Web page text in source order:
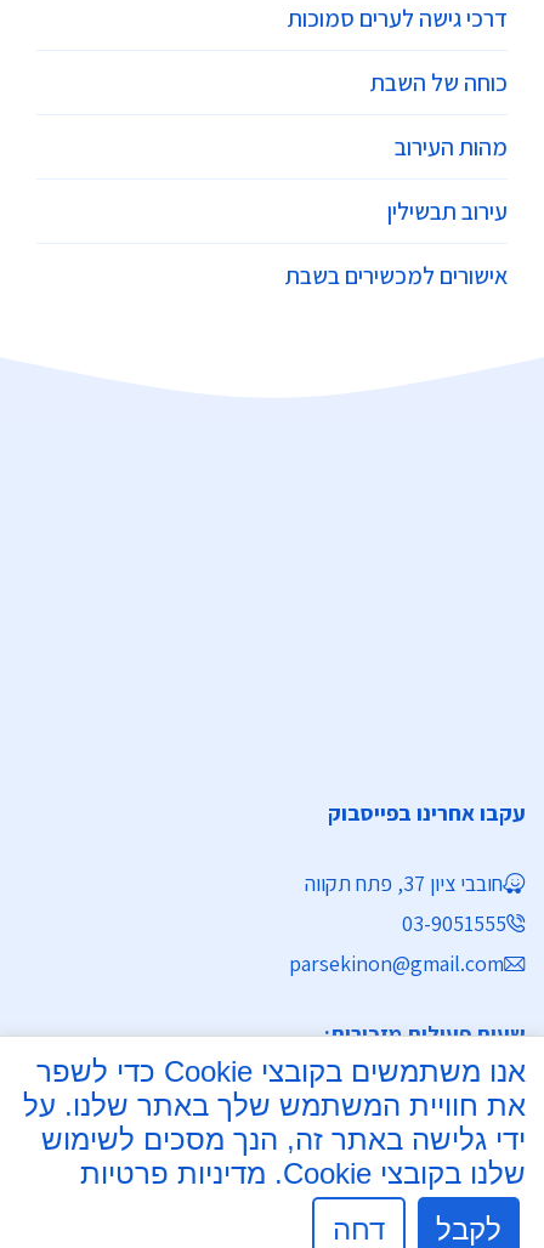
דרכי גישה לערים סמוכות
כוחה של השבת
מהות העירוב
עירוב תבשילין
אישורים למכשירים בשבת
עקבו אחרינו בפייסבוק
חובבי ציון 37, פתח תקווה
03-9051555
parsekinon@gmail.com
שעות פעילות מזכירות:
ימים א' - ה' 8:30 - 16:30
מחלקת נישואין
ימים א', ב', ד', ה' 8:00 - 15:30
יום ג' 8:00 - 17:30 רצוף
אנו משתמשים בקובצי Cookie כדי לשפר
את חוויית המשתמש שלך באתר שלנו. על
ידי גלישה באתר זה, הנך מסכים לשימוש
שלנו בקובצי Cookie.
מדיניות פרטיות
לקבל
דחה